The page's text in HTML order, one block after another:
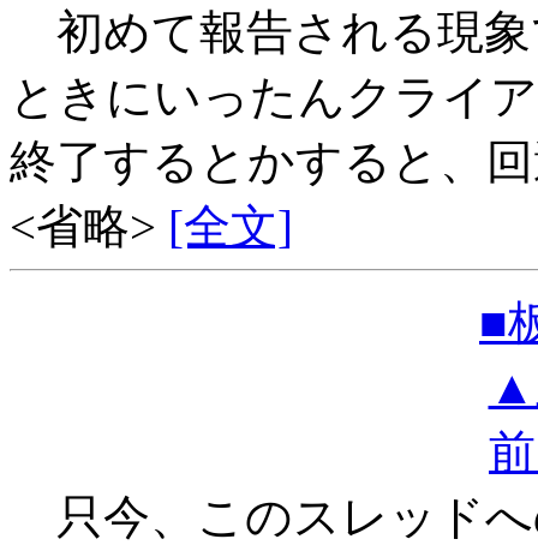
初めて報告される現
ときにいったんクライ
終了するとかすると、
<省略> [全文]
■
▲
只今、このスレッド